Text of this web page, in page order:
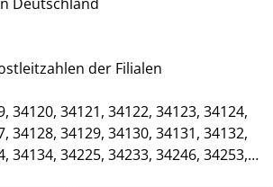
der Filialen
34120, 34121, 34122, 34123, 34124,
34128, 34129, 34130, 34131, 34132,
34134, 34225, 34233, 34246, 34253,
34277, 34289, 34292, 34298, 34308,